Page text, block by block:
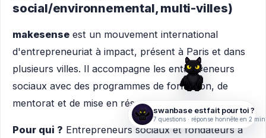
social/environnemental, multi-villes)
makesense est un mouvement international
d'entrepreneuriat à impact, présent à Paris et dans
plusieurs villes. Il accompagne les entrepreneurs
sociaux avec des programmes de formation, de
mentorat et de mise en réseau.
Pour qui ? Entrepreneurs sociaux et fondateurs à
swanbase est fait pour toi ?
7 questions · réponse honnête en 2 min